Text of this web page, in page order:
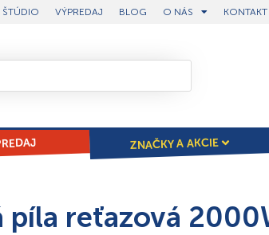
ŠTÚDIO VÝPREDAJ BLOG O NÁS KONTAKT
ZNAČKY A AKCIE
píla reťazová